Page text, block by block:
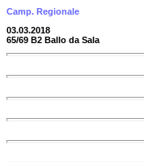
Camp. Regionale
03.03.2018
65/69 B2 Ballo da Sala